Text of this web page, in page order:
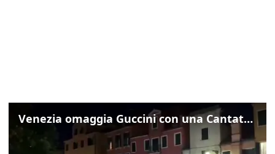
Venezia omaggia Guccini con una Cantata Anarchica in campo Santa Margherita